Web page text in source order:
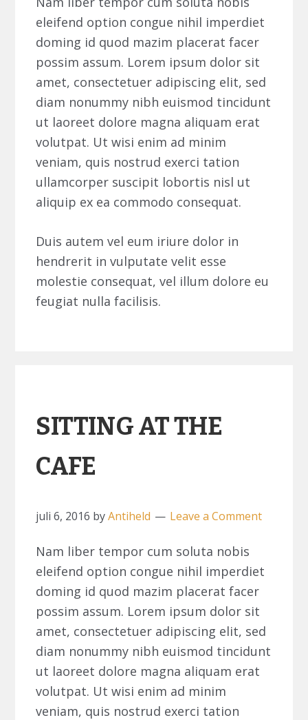
eleifend option congue nihil imperdiet
doming id quod mazim placerat facer
possim assum. Lorem ipsum dolor sit
amet, consectetuer adipiscing elit, sed
diam nonummy nibh euismod tincidunt
ut laoreet dolore magna aliquam erat
volutpat. Ut wisi enim ad minim
veniam, quis nostrud exerci tation
ullamcorper suscipit lobortis nisl ut
aliquip ex ea commodo consequat.
Duis autem vel eum iriure dolor in
hendrerit in vulputate velit esse
molestie consequat, vel illum dolore eu
feugiat nulla facilisis.
SITTING AT THE
CAFE
juli 6, 2016 byAntiheld Leave a Comment
Nam liber tempor cum soluta nobis
eleifend option congue nihil imperdiet
doming id quod mazim placerat facer
possim assum. Lorem ipsum dolor sit
amet, consectetuer adipiscing elit, sed
diam nonummy nibh euismod tincidunt
ut laoreet dolore magna aliquam erat
volutpat. Ut wisi enim ad minim
veniam, quis nostrud exerci tation